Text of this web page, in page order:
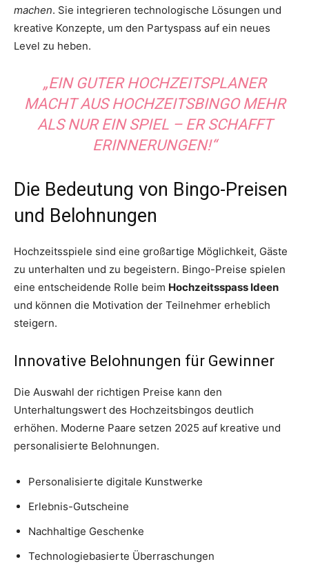
machen. Sie integrieren technologische Lösungen und
kreative Konzepte, um den Partyspass auf ein neues
Level zu heben.
„EIN GUTER HOCHZEITSPLANER
MACHT AUS HOCHZEITSBINGO MEHR
ALS NUR EIN SPIEL – ER SCHAFFT
ERINNERUNGEN!“
Die Bedeutung von Bingo-Preisen
und Belohnungen
Hochzeitsspiele sind eine großartige Möglichkeit, Gäste
zu unterhalten und zu begeistern. Bingo-Preise spielen
eine entscheidende Rolle beim Hochzeitsspass Ideen
und können die Motivation der Teilnehmer erheblich
steigern.
Innovative Belohnungen für Gewinner
Die Auswahl der richtigen Preise kann den
Unterhaltungswert des Hochzeitsbingos deutlich
erhöhen. Moderne Paare setzen 2025 auf kreative und
personalisierte Belohnungen.
Personalisierte digitale Kunstwerke
Erlebnis-Gutscheine
Nachhaltige Geschenke
Technologiebasierte Überraschungen